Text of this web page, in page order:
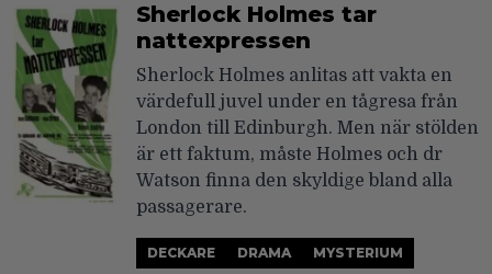
Sherlock Holmes tar
nattexpressen
Sherlock Holmes anlitas att vakta en
värdefull juvel under en tågresa från
London till Edinburgh. Men när stölden
är ett faktum, måste Holmes och dr
Watson finna den skyldige bland alla
passagerare.
DECKARE DRAMA MYSTERIUM